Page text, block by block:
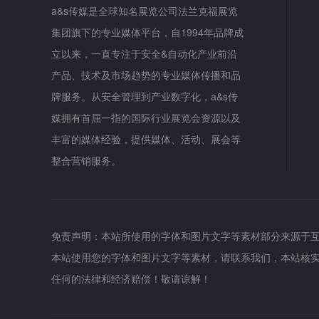
a&s传媒是全球知名展览公司法兰克福展览
集团旗下的专业媒体平台，自1994年品牌成
立以来，一直专注于安全&自动化产业前沿
产品、技术及市场趋势的专业媒体传播和品
牌服务。从安全管理到产业数字化，a&s传
媒拥有首屈一指的国际行业展览会资源以及
丰富的媒体经验，提供媒体、活动、展会等
整合营销服务。
免责声明：本站所使用的字体和图片文字等素材部分来源
本站使用您的字体和图片文字等素材，请联系我们，本站
任何的法律和经济赔偿！敬请谅解！